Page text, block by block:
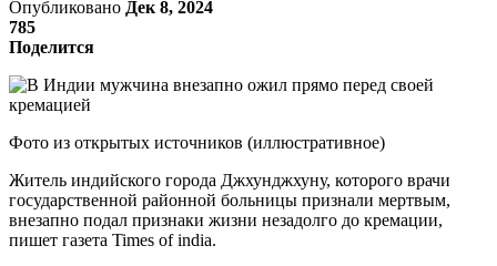
Опубликовано Дек 8, 2024
785
Поделится
Фото из открытых источников (иллюстративное)
Житель индийского города Джхунджхуну, которого врачи
государственной районной больницы признали мертвым,
внезапно подал признаки жизни незадолго до кремации,
пишет газета Times of india.